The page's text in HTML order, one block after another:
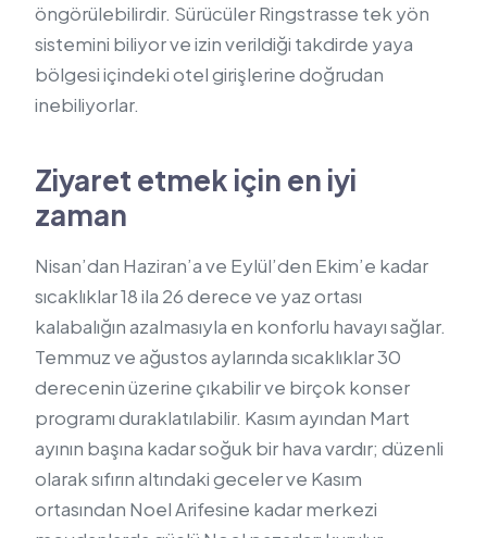
öngörülebilirdir. Sürücüler Ringstrasse tek yön
sistemini biliyor ve izin verildiği takdirde yaya
bölgesi içindeki otel girişlerine doğrudan
inebiliyorlar.
Ziyaret etmek için en iyi
zaman
Nisan’dan Haziran’a ve Eylül’den Ekim’e kadar
sıcaklıklar 18 ila 26 derece ve yaz ortası
kalabalığın azalmasıyla en konforlu havayı sağlar.
Temmuz ve ağustos aylarında sıcaklıklar 30
derecenin üzerine çıkabilir ve birçok konser
programı duraklatılabilir. Kasım ayından Mart
ayının başına kadar soğuk bir hava vardır; düzenli
olarak sıfırın altındaki geceler ve Kasım
ortasından Noel Arifesine kadar merkezi